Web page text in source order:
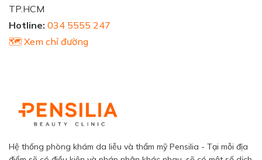
TP.HCM
Hotline: 034 5555 247
🗺️ Xem chỉ đường
Hệ thống phòng khám da liễu và thẩm mỹ Pensilia - Tại mỗi địa